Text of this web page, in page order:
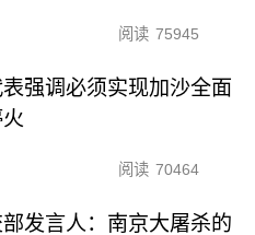
阅读 75945
强调必须实现加沙全面
阅读 70464
发言人：南京大屠杀的